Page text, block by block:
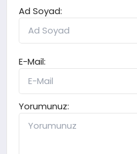
Ad Soyad:
E-Mail:
Yorumunuz: